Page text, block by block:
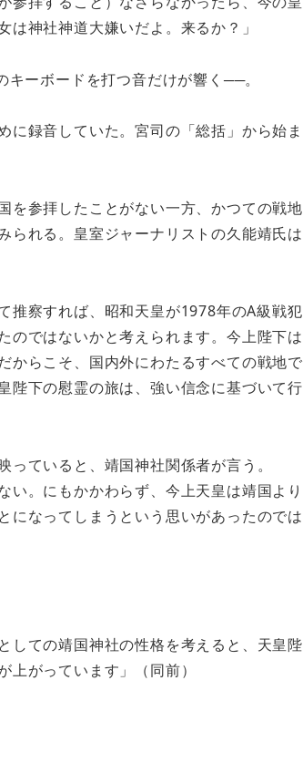
神社神道大嫌いだよ。来るか？」
ーボードを打つ音だけが響く──。
録音していた。宮司の「総括」から始ま
参拝したことがない一方、かつての戦地
られる。皇室ジャーナリストの久能靖氏は
推察すれば、昭和天皇が1978年のA級戦犯
のではないかと考えられます。今上陛下は
からこそ、国内外にわたるすべての戦地で
陛下の慰霊の旅は、強い信念に基づいて行
ていると、靖国神社関係者が言う。
い。にもかかわらず、今上天皇は靖国より
になってしまうという思いがあったのでは
しての靖国神社の性格を考えると、天皇陛
がっています」（同前）